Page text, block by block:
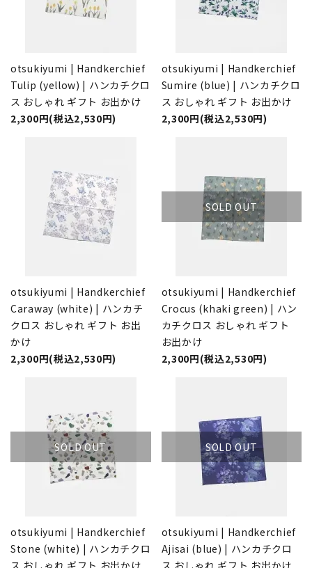
otsukiyumi | Handkerchief
Tulip (yellow) | ハンカチクロ
ス おしゃれ ギフト お出かけ
2,300円(税込2,530円)
otsukiyumi | Handkerchief
Sumire (blue) | ハンカチクロ
ス おしゃれ ギフト お出かけ
2,300円(税込2,530円)
otsukiyumi | Handkerchief
Caraway (white) | ハンカチ
クロス おしゃれ ギフト お出
かけ
2,300円(税込2,530円)
SOLD OUT
otsukiyumi | Handkerchief
Crocus (khaki green) | ハン
カチクロス おしゃれ ギフト
お出かけ
2,300円(税込2,530円)
SOLD OUT
otsukiyumi | Handkerchief
Stone (white) | ハンカチクロ
ス おしゃれ ギフト お出かけ
SOLD OUT
otsukiyumi | Handkerchief
Ajisai (blue) | ハンカチクロ
ス おしゃれ ギフト お出かけ